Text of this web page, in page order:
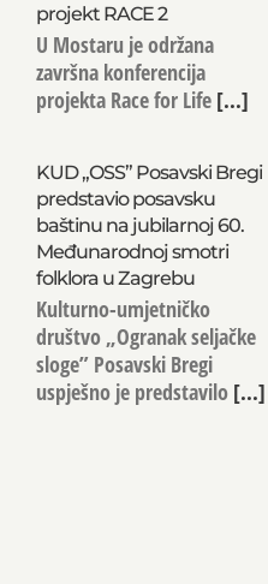
projekt RACE 2
U Mostaru je održana
završna konferencija
projekta Race for Life[...]
KUD „OSS” Posavski Bregi
predstavio posavsku
baštinu na jubilarnoj 60.
Međunarodnoj smotri
folklora u Zagrebu
Kulturno-umjetničko
društvo „Ogranak seljačke
sloge” Posavski Bregi
uspješno je predstavilo[...]